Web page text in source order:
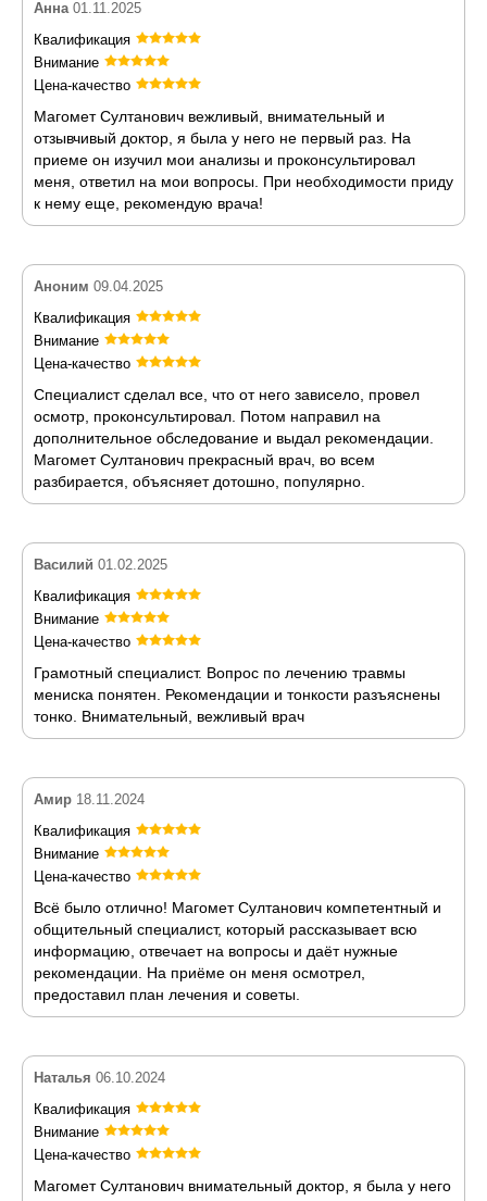
Анна 01.11.2025
Квалификация
Внимание
Цена-качество
Магомет Султанович вежливый, внимательный и
отзывчивый доктор, я была у него не первый раз. На
приеме он изучил мои анализы и проконсультировал
меня, ответил на мои вопросы. При необходимости приду
к нему еще, рекомендую врача!
Аноним 09.04.2025
Квалификация
Внимание
Цена-качество
Специалист сделал все, что от него зависело, провел
осмотр, проконсультировал. Потом направил на
дополнительное обследование и выдал рекомендации.
Магомет Султанович прекрасный врач, во всем
разбирается, объясняет дотошно, популярно.
Василий 01.02.2025
Квалификация
Внимание
Цена-качество
Грамотный специалист. Вопрос по лечению травмы
мениска понятен. Рекомендации и тонкости разъяснены
тонко. Внимательный, вежливый врач
Амир 18.11.2024
Квалификация
Внимание
Цена-качество
Всё было отлично! Магомет Султанович компетентный и
общительный специалист, который рассказывает всю
информацию, отвечает на вопросы и даёт нужные
рекомендации. На приёме он меня осмотрел,
предоставил план лечения и советы.
Наталья 06.10.2024
Квалификация
Внимание
Цена-качество
Магомет Султанович внимательный доктор, я была у него